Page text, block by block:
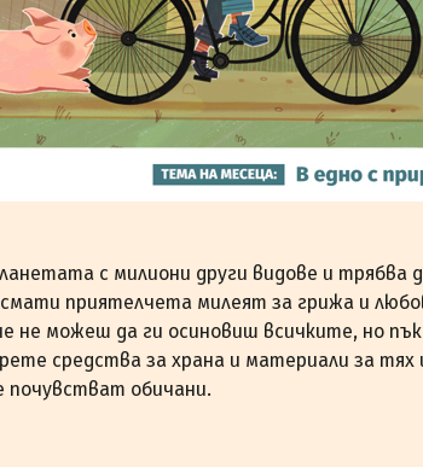
с милиони други видове и трябва
приятелчета милеят за грижа и
не можеш да ги осиновиш всичките, но
средства за храна и материали за тях
почувстват обичани.